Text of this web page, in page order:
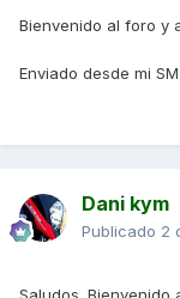
Bienvenido al foro y
Enviado desde mi
Dani kym
Publicado 2